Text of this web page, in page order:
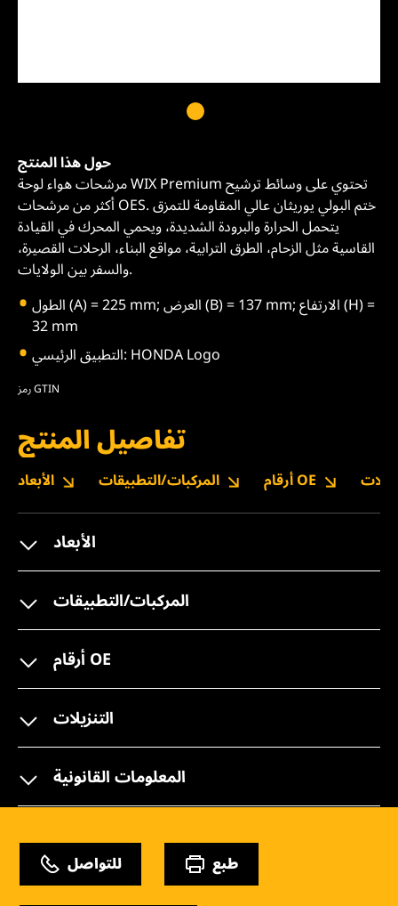
حول هذا المنتج
مرشحات هواء لوحة WIX Premium تحتوي على وسائط ترشيح
أكثر من مرشحات OES. ختم البولي يوريثان عالي المقاومة للتمزق
يتحمل الحرارة والبرودة الشديدة، ويحمي المحرك في القيادة
القاسية مثل الزحام، الطرق الترابية، مواقع البناء، الرحلات القصيرة،
والسفر بين الولايات.
الطول (A) = 225 mm; العرض (B) = 137 mm; الارتفاع (H) =
32 mm
التطبيق الرئيسي: HONDA Logo
رمز GTIN
تفاصيل المنتج
الأبعاد المركبات/التطبيقات أرقام OE
الأبعاد
المركبات/التطبيقات
أرقام OE
التنزيلات
المعلومات القانونية
للتواصل طبع